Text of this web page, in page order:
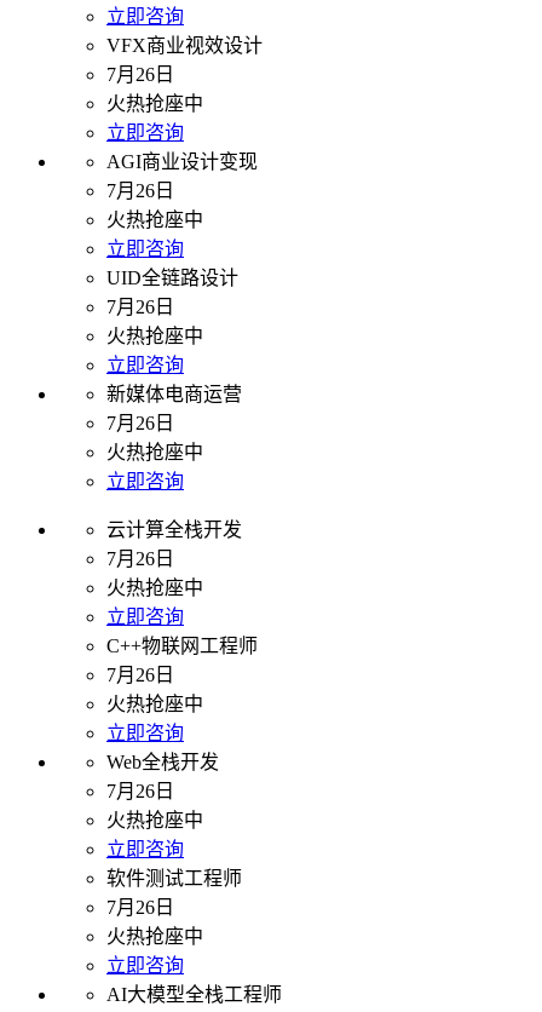
立即咨询
VFX商业视效设计
7月26日
火热抢座中
立即咨询
AGI商业设计变现
7月26日
火热抢座中
立即咨询
UID全链路设计
7月26日
火热抢座中
立即咨询
新媒体电商运营
7月26日
火热抢座中
立即咨询
云计算全栈开发
7月26日
火热抢座中
立即咨询
C++物联网工程师
7月26日
火热抢座中
立即咨询
Web全栈开发
7月26日
火热抢座中
立即咨询
软件测试工程师
7月26日
火热抢座中
立即咨询
AI大模型全栈工程师